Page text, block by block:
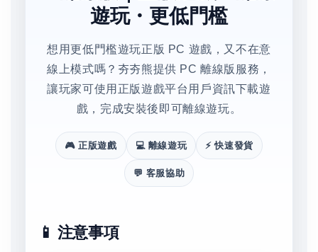
遊玩・更低門檻
想用更低門檻遊玩正版 PC 遊戲，又不在意
線上模式嗎？夯夯熊提供 PC 離線版服務，
讓玩家可使用正版遊戲平台用戶資訊下載遊
戲，完成安裝後即可離線遊玩。
🎮 正版遊戲 💻 離線遊玩 ⚡ 快速發貨
💬 客服協助
📱 注意事項